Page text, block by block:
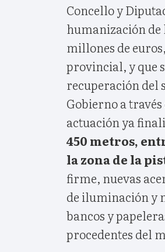
Concello y
humanización de
millones de
provincial, y que
recuperación del
Gobierno a
actuación ya
450 metros,
la zona de la
firme, nuevas
de iluminación y
bancos y
procedentes del